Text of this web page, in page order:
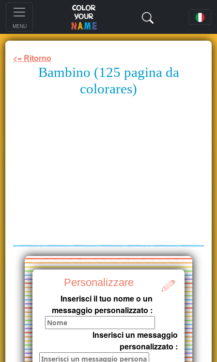
MENU
<= Ritorno
Bambino (125 pagina da
colorares)
Personalizzare
Inserisci il tuo nome o un
messaggio personalizzato :
Inserisci un messaggio
personalizzato :